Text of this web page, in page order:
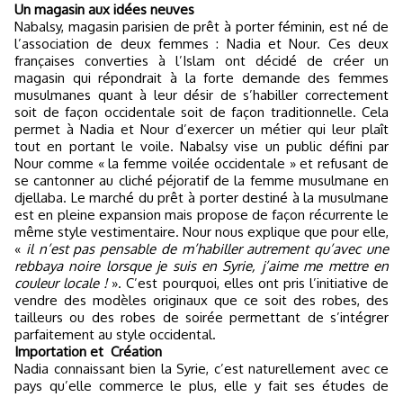
Un magasin aux idées neuves
Nabalsy, magasin parisien de prêt à porter féminin, est né de
l’association de deux femmes : Nadia et Nour. Ces deux
françaises converties à l’Islam ont décidé de créer un
magasin qui répondrait à la forte demande des femmes
musulmanes quant à leur désir de s’habiller correctement
soit de façon occidentale soit de façon traditionnelle. Cela
permet à Nadia et Nour d’exercer un métier qui leur plaît
tout en portant le voile. Nabalsy vise un public défini par
Nour comme « la femme voilée occidentale » et refusant de
se cantonner au cliché péjoratif de la femme musulmane en
djellaba. Le marché du prêt à porter destiné à la musulmane
est en pleine expansion mais propose de façon récurrente le
même style vestimentaire. Nour nous explique que pour elle,
« il n’est pas pensable de m’habiller autrement qu’avec une
rebbaya noire lorsque je suis en Syrie, j’aime me mettre en
couleur locale !». C’est pourquoi, elles ont pris l’initiative de
vendre des modèles originaux que ce soit des robes, des
tailleurs ou des robes de soirée permettant de s’intégrer
parfaitement au style occidental.
Importation et Création
Nadia connaissant bien la Syrie, c’est naturellement avec ce
pays qu’elle commerce le plus, elle y fait ses études de